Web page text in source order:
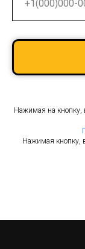
Нажимая на кнопку,
Нажимая кнопку,